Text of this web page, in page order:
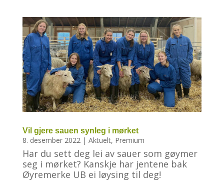
Vil gjere sauen synleg i mørket
8. desember 2022 | Aktuelt, Premium
Har du sett deg lei av sauer som gøymer
seg i mørket? Kanskje har jentene bak
Øyremerke UB ei løysing til deg!